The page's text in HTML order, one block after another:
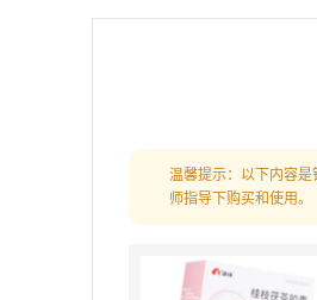
温馨提示：以下内容
师指导下购买和使用。